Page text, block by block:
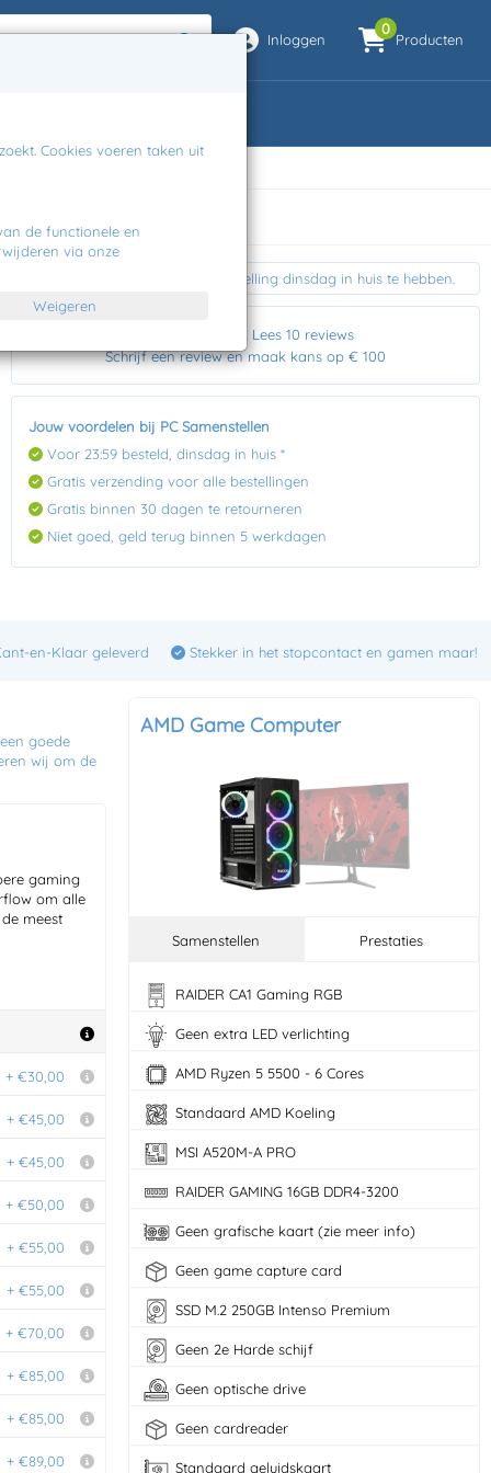
Cookies voeren taken uit
de functionele en
via onze
Weigeren
Inloggen
0
Producten
Je hebt nog 25 uren om je bestelling dinsdag in huis te hebben.
Lees 10 reviews
Schrijf een review en maak kans op € 100
Jouw voordelen bij PC Samenstellen
Voor 23:59 besteld, dinsdag in huis *
Gratis verzending voor alle bestellingen
Gratis binnen 30 dagen te retourneren
Niet goed, geld terug binnen 5 werkdagen
en-Klaar geleverd Stekker in het stopcontact en gamen maar!
goede
wij om de
gaming
om alle
meest
+ €30,00
+ €45,00
+ €45,00
+ €50,00
+ €55,00
+ €55,00
+ €70,00
+ €85,00
+ €85,00
+ €89,00
AMD Game Computer
Samenstellen Prestaties
RAIDER CA1 Gaming RGB
Geen extra LED verlichting
AMD Ryzen 5 5500 - 6 Cores
Standaard AMD Koeling
MSI A520M-A PRO
RAIDER GAMING 16GB DDR4-3200
Geen grafische kaart (zie meer info)
Geen game capture card
SSD M.2 250GB Intenso Premium
Geen 2e Harde schijf
Geen optische drive
Geen cardreader
Standaard geluidskaart